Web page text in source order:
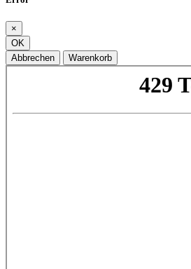
×
OK
Abbrechen
Warenkorb